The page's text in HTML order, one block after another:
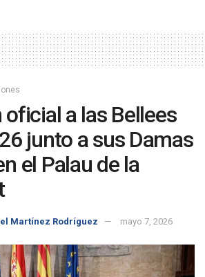
a las Bellees
junto a sus Damas
el Palau de la
Martínez Rodríguez mayo 7, 2026